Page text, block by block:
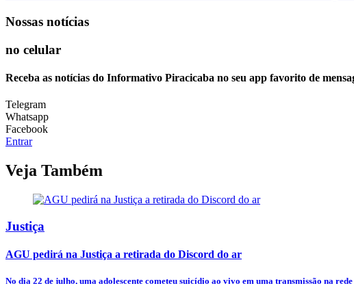
Nossas notícias
no celular
Receba as notícias do Informativo Piracicaba no seu app favorito de
Telegram
Whatsapp
Facebook
Entrar
Veja Também
Justiça
AGU pedirá na Justiça a retirada do Discord do ar
No dia 22 de julho, uma adolescente cometeu suicídio ao vivo em uma transmissão na